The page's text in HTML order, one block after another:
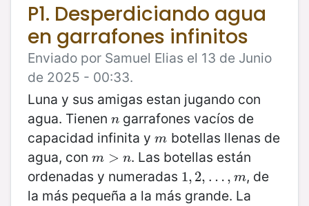
P1. Desperdiciando agua
en garrafones infinitos
Enviado por Samuel Elias el 13 de Junio
de 2025 - 00:33.
Luna y sus amigas estan jugando con
agua. Tienen n
n garrafones vacíos de
capacidad infinita y m
m botellas llenas de
agua, con m > n
m>n
. Las botellas están
ordenadas y numeradas 1, 2, … , m
1,2,… ,m
, de
la más pequeña a la más grande. La